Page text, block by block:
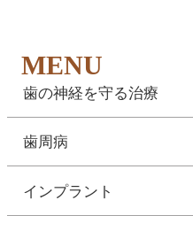
MENU
歯の神経を守る治療
歯周病
インプラント